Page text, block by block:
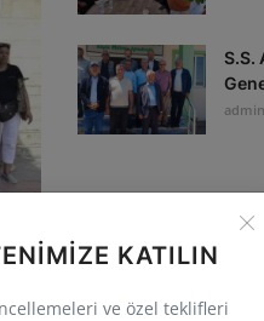
KATILIN
ve özel teklifleri
S.S.
admin
ÖNERILEN HABERLER